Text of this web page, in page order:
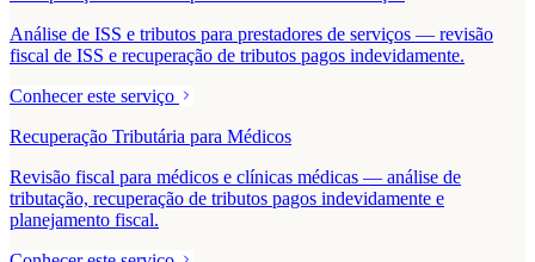
Análise de ISS e tributos para prestadores de serviços — revisão
fiscal de ISS e recuperação de tributos pagos indevidamente.
Conhecer este serviço
Recuperação Tributária para Médicos
Revisão fiscal para médicos e clínicas médicas — análise de
tributação, recuperação de tributos pagos indevidamente e
planejamento fiscal.